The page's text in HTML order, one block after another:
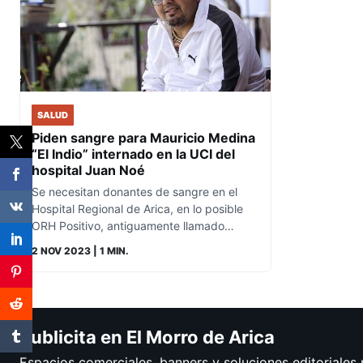
SALUD
Piden sangre para Mauricio Medina
“El Indio” internado en la UCI del
hospital Juan Noé
Se necesitan donantes de sangre en el
Hospital Regional de Arica, en lo posible
ORH Positivo, antiguamente llamado…
2 NOV 2023 | 1 MIN.
Publicita en El Morro de Arica